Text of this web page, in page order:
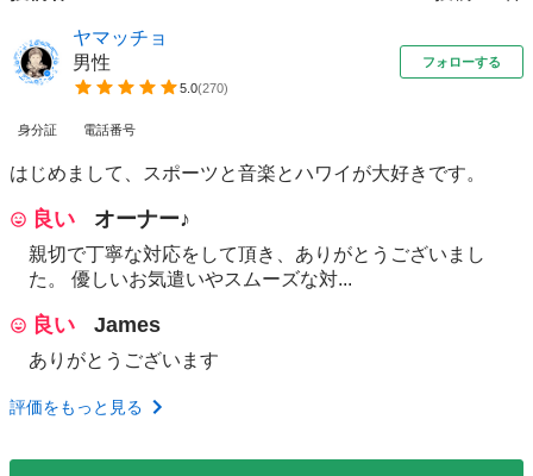
ヤマッチョ
男性
5.0(270)
フォローする
身分証 電話番号
はじめまして、スポーツと音楽とハワイが大好きです。
良い オーナー♪
親切で丁寧な対応をして頂き、ありがとうございまし
た。 優しいお気遣いやスムーズな対...
良い James
ありがとうございます
評価をもっと見る